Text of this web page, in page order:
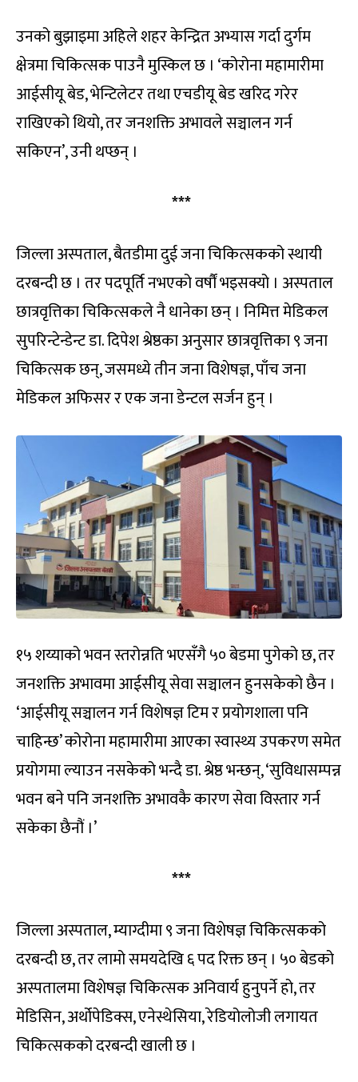
उनको बुझाइमा अहिले शहर केन्द्रित अभ्यास गर्दा दुर्गम
क्षेत्रमा चिकित्सक पाउनै मुस्किल छ । ‘कोरोना महामारीमा
आईसीयू बेड, भेन्टिलेटर तथा एचडीयू बेड खरिद गरेर
राखिएको थियो, तर जनशक्ति अभावले सञ्चालन गर्न
सकिएन’, उनी थप्छन् ।
***
जिल्ला अस्पताल, बैतडीमा दुई जना चिकित्सकको स्थायी
दरबन्दी छ । तर पदपूर्ति नभएको वर्षौं भइसक्यो । अस्पताल
छात्रवृत्तिका चिकित्सकले नै धानेका छन् । निमित्त मेडिकल
सुपरिन्टेन्डेन्ट डा. दिपेश श्रेष्ठका अनुसार छात्रवृत्तिका ९ जना
चिकित्सक छन्, जसमध्ये तीन जना विशेषज्ञ, पाँच जना
मेडिकल अफिसर र एक जना डेन्टल सर्जन हुन् ।
१५ शय्याको भवन स्तरोन्नति भएसँगै ५० बेडमा पुगेको छ, तर
जनशक्ति अभावमा आईसीयू सेवा सञ्चालन हुनसकेको छैन ।
‘आईसीयू सञ्चालन गर्न विशेषज्ञ टिम र प्रयोगशाला पनि
चाहिन्छ’ कोरोना महामारीमा आएका स्वास्थ्य उपकरण समेत
प्रयोगमा ल्याउन नसकेको भन्दै डा. श्रेष्ठ भन्छन्, ‘सुविधासम्पन्न
भवन बने पनि जनशक्ति अभावकै कारण सेवा विस्तार गर्न
सकेका छैनौं ।’
***
जिल्ला अस्पताल, म्याग्दीमा ९ जना विशेषज्ञ चिकित्सकको
दरबन्दी छ, तर लामो समयदेखि ६ पद रिक्त छन् । ५० बेडको
अस्पतालमा विशेषज्ञ चिकित्सक अनिवार्य हुनुपर्ने हो, तर
मेडिसिन, अर्थोपेडिक्स, एनेस्थेसिया, रेडियोलोजी लगायत
चिकित्सकको दरबन्दी खाली छ ।